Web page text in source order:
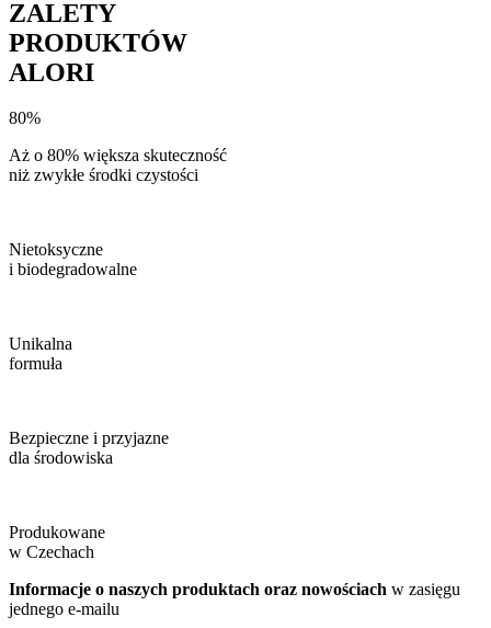
ZALETY
PRODUKTÓW
ALORI
80%
Aż o 80% większa skuteczność
niż zwykłe środki czystości
Nietoksyczne
i biodegradowalne
Unikalna
formuła
Bezpieczne i przyjazne
dla środowiska
Produkowane
w Czechach
Informacje o naszych produktach oraz nowościach w zasięgu
jednego e-mailu